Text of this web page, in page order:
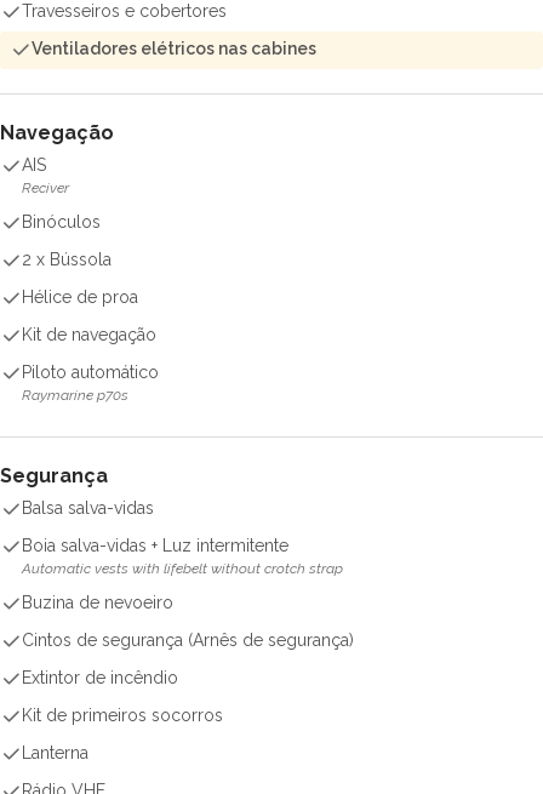
Travesseiros e cobertores
Ventiladores elétricos nas cabines
Navegação
AIS
Reciver
Binóculos
2 x Bússola
Hélice de proa
Kit de navegação
Piloto automático
Raymarine p70s
Segurança
Balsa salva-vidas
Boia salva-vidas + Luz intermitente
Automatic vests with lifebelt without crotch strap
Buzina de nevoeiro
Cintos de segurança (Arnês de segurança)
Extintor de incêndio
Kit de primeiros socorros
Lanterna